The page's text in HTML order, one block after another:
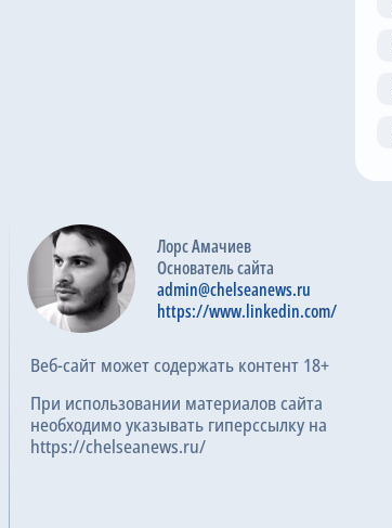
Лорс Амачиев
Основатель сайта
admin@chelseanews.ru
https://www.linkedin.com/
Веб-сайт может содержать контент 18+
При использовании материалов сайта
необходимо указывать гиперссылку на
https://chelseanews.ru/